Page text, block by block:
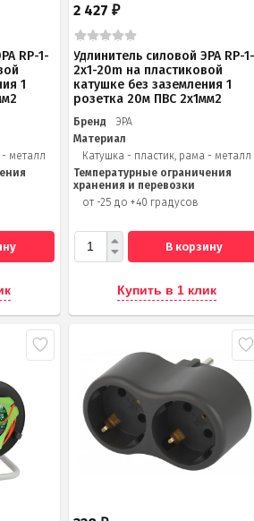
RP-1-
1
металл
2 427₽
Удлинитель силовой ЭРА RP-
2x1-20m на пластиковой
катушке без заземления 1
розетка 20м ПВС 2х1мм2
Бренд
ЭРА
Материал
Катушка - пластик, рама - металл
Температурные ограничения
хранения и перевозки
от -25 до +40 градусов
В корзину
Купить в 1 клик